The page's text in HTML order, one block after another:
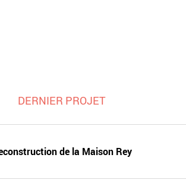
DERNIER PROJET
de la Maison Rey